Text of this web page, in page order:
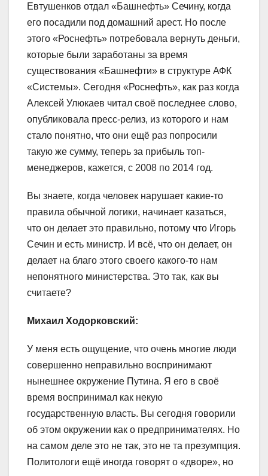
Евтушенков отдал «Башнефть» Сечину, когда
его посадили под домашний арест. Но после
этого «Роснефть» потребовала вернуть деньги,
которые были заработаны за время
существования «Башнефти» в структуре АФК
«Системы». Сегодня «Роснефть», как раз когда
Алексей Улюкаев читал своё последнее слово,
опубликовала пресс-релиз, из которого и нам
стало понятно, что они ещё раз попросили
такую же сумму, теперь за прибыль топ-
менеджеров, кажется, с 2008 по 2014 год.
Вы знаете, когда человек нарушает какие-то
правила обычной логики, начинает казаться,
что он делает это правильно, потому что Игорь
Сечин и есть министр. И всё, что он делает, он
делает на благо этого своего какого-то нам
непонятного министерства. Это так, как вы
считаете?
Михаил Ходорковский:
У меня есть ощущение, что очень многие люди
совершенно неправильно воспринимают
нынешнее окружение Путина. Я его в своё
время воспринимал как некую
государственную власть. Вы сегодня говорили
об этом окружении как о предпринимателях. Но
на самом деле это не так, это не та презумпция.
Политологи ещё иногда говорят о «дворе», но